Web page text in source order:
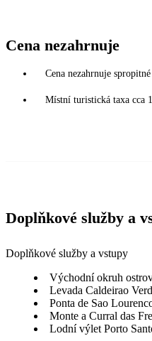
Cena nezahrnuje
Cena nezahrnuje
Místní turistická taxa cca
Doplňkové služby a
Doplňkové služby a vstupy
Východní okruh
Levada Caldeirao
Ponta de Sao
Monte a Curral das
Lodní výlet Porto